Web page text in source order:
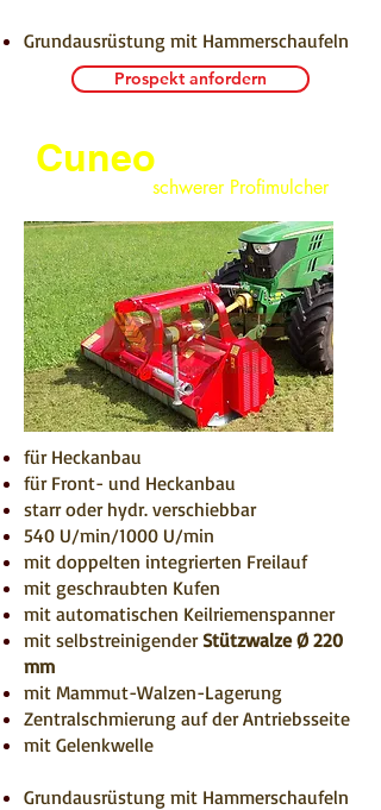
Grundausrüstung mit Hammerschaufeln
Prospekt anfordern
Cuneo
schwerer Profimulcher
für Heckanbau
für Front- und Heckanbau
starr oder hydr. verschiebbar
540 U/min/1000 U/min
mit doppelten integrierten Freilauf
mit geschraubten Kufen
mit automatischen Keilriemenspanner
mit selbstreinigender Stützwalze Ø 220
mm
mit Mammut-Walzen-Lagerung
Zentralschmierung auf der Antriebsseite
mit Gelenkwelle
Grundausrüstung mit Hammerschaufeln